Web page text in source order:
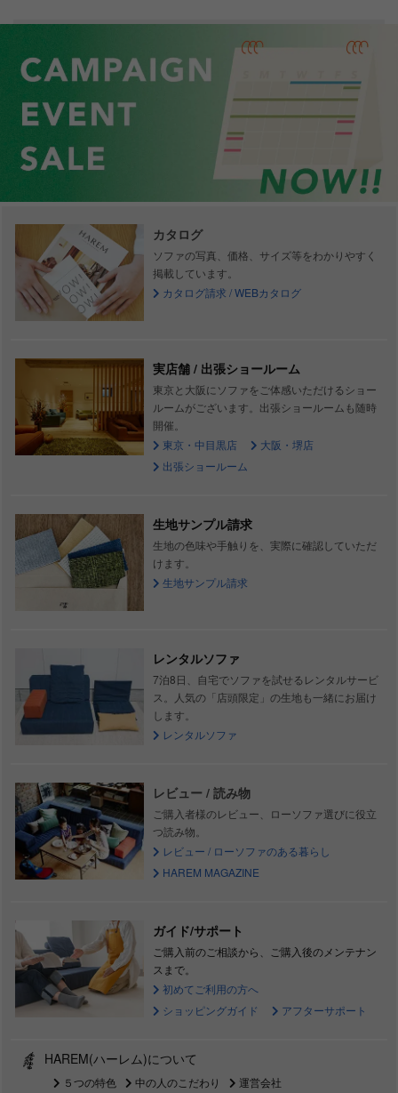
カタログ
ソファの写真、価格、サイズ等をわかりやすく
掲載しています。
カタログ請求 / WEBカタログ
実店舗 / 出張ショールーム
東京と大阪にソファをご体感いただけるショー
ルームがございます。出張ショールームも随時
開催。
東京・中目黒店
大阪・堺店
出張ショールーム
生地サンプル請求
生地の色味や手触りを、実際に確認していただ
けます。
生地サンプル請求
レンタルソファ
7泊8日、自宅でソファを試せるレンタルサービ
ス。人気の「店頭限定」の生地も一緒にお届け
します。
レンタルソファ
レビュー / 読み物
ご購入者様のレビュー、ローソファ選びに役立
つ読み物。
レビュー / ローソファのある暮らし
HAREM MAGAZINE
ガイド/サポート
ご購入前のご相談から、ご購入後のメンテナン
スまで。
初めてご利用の方へ
ショッピングガイド
アフターサポート
HAREM(ハーレム)について
５つの特色 中の人のこだわり 運営会社